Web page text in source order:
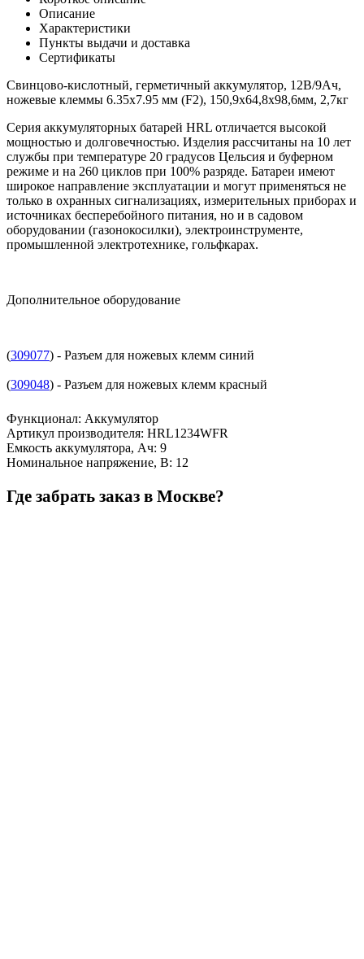
Описание
Характеристики
Пункты выдачи и доставка
Сертификаты
Свинцово-кислотный, герметичный аккумулятор, 12В/9Ач,
ножевые клеммы 6.35х7.95 мм (F2), 150,9х64,8х98,6мм, 2,7кг
Серия аккумуляторных батарей HRL отличается высокой
мощностью и долговечностью. Изделия рассчитаны на 10 лет
службы при температуре 20 градусов Цельсия и буферном
режиме и на 260 циклов при 100% разряде. Батареи имеют
широкое направление эксплуатации и могут применяться не
только в охранных сигнализациях, измерительных приборах и
источниках бесперебойного питания, но и в садовом
оборудовании (газонокосилки), электроинструменте,
промышленной электротехнике, гольфкарах.
Дополнительное оборудование
(309077) - Разъем для ножевых клемм синий
(309048) - Разъем для ножевых клемм красный
Функционал: Аккумулятор
Артикул производителя: HRL1234WFR
Емкость аккумулятора, Ач: 9
Номинальное напряжение, В: 12
Где забрать заказ в Москве?